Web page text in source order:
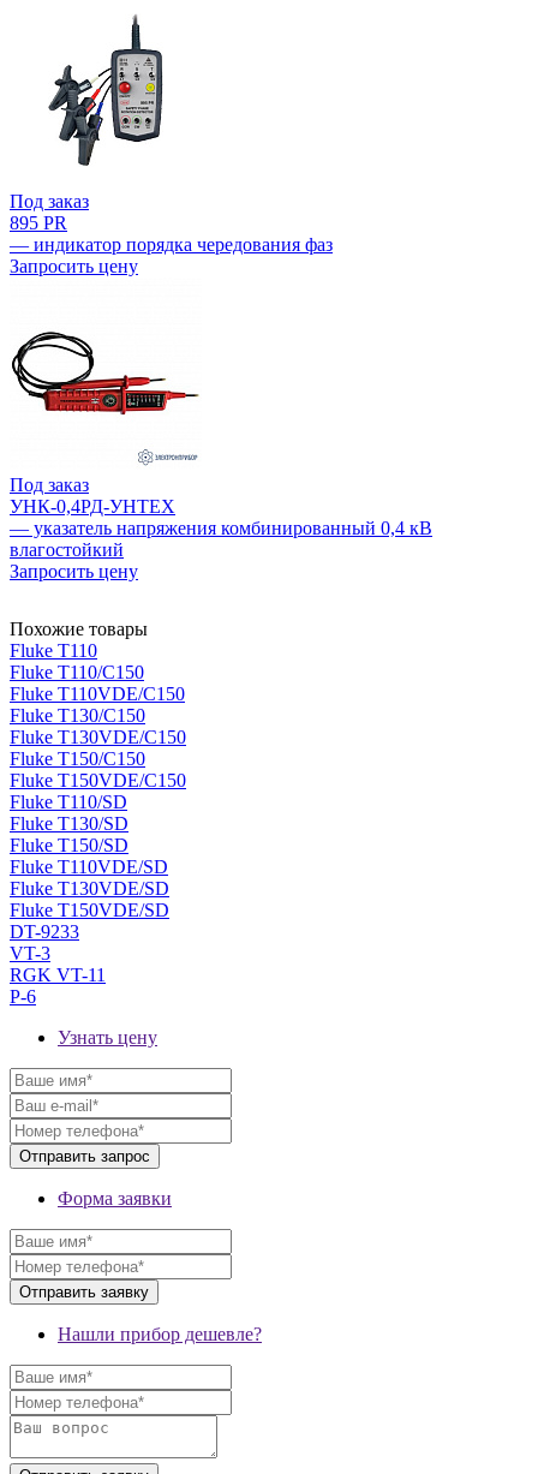
Под заказ
895 PR
— индикатор порядка чередования фаз
Запросить цену
Под заказ
УНК-0,4РД-УНТЕХ
— указатель напряжения комбинированный 0,4 кВ
влагостойкий
Запросить цену
Похожие товары
Fluke T110
Fluke T110/C150
Fluke T110VDE/C150
Fluke T130/C150
Fluke T130VDE/C150
Fluke T150/C150
Fluke T150VDE/C150
Fluke T110/SD
Fluke T130/SD
Fluke T150/SD
Fluke T110VDE/SD
Fluke T130VDE/SD
Fluke T150VDE/SD
DT-9233
VT-3
RGK VT-11
P-6
Узнать цену
Форма заявки
Нашли прибор дешевле?